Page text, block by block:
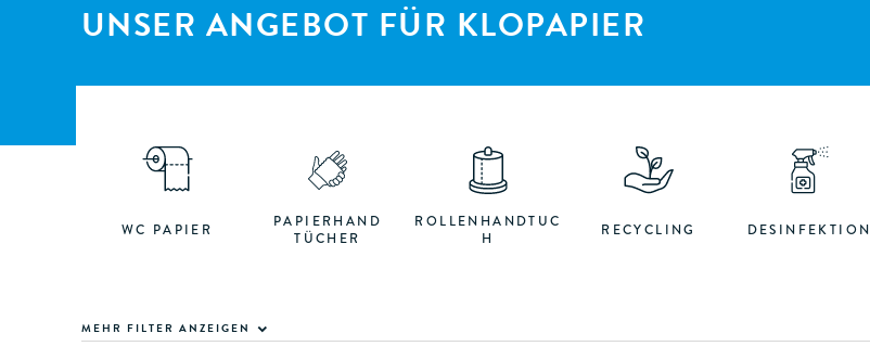
UNSER ANGEBOT FÜR KLOPAPIER
WC PAPIER
PAPIERHAND
TÜCHER
ROLLENHANDTUC
H
RECYCLING DESINFEKTION
MEHR FILTER ANZEIGEN